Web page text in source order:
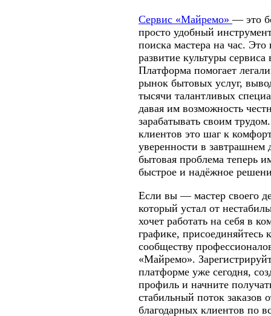
Сервис «Майремо»— это
просто удобный
поиска мастера на час. Это
развитие культуры сервиса
Платформа помогает
рынок бытовых услуг,
тысячи талантливых
давая им возможность
зарабатывать своим
клиентов это шаг к
уверенности в завтрашнем
бытовая проблема теперь
быстрое и надёжное
Если вы — мастер своего
который устал от
хочет работать на себя в
графике, присоединяйтесь к
сообществу
«Майремо».
платформе уже сегодня,
профиль и начните
стабильный поток заказов
благодарных клиентов по